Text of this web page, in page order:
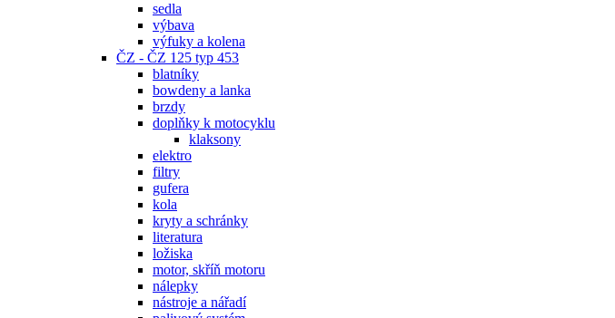
sedla
výbava
výfuky a kolena
ČZ - ČZ 125 typ 453
blatníky
bowdeny a lanka
brzdy
doplňky k motocyklu
klaksony
elektro
filtry
gufera
kola
kryty a schránky
literatura
ložiska
motor, skříň motoru
nálepky
nástroje a nářadí